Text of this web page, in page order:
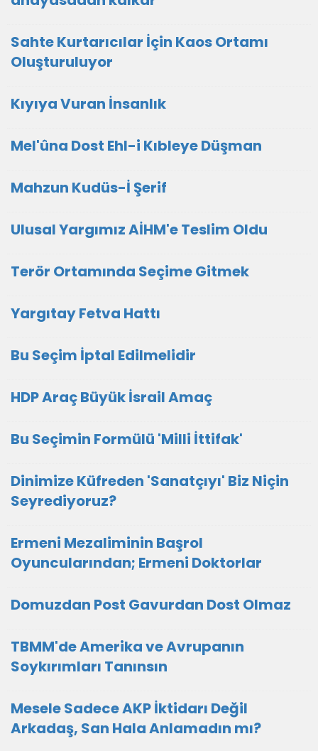
Sahte Kurtarıcılar İçin Kaos Ortamı
Oluşturuluyor
Kıyıya Vuran İnsanlık
Mel'ûna Dost Ehl-i Kıbleye Düşman
Mahzun Kudüs-İ Şerif
Ulusal Yargımız AİHM'e Teslim Oldu
Terör Ortamında Seçime Gitmek
Yargıtay Fetva Hattı
Bu Seçim İptal Edilmelidir
HDP Araç Büyük İsrail Amaç
Bu Seçimin Formülü 'Milli İttifak'
Dinimize Küfreden 'Sanatçıyı' Biz Niçin
Seyrediyoruz?
Ermeni Mezaliminin Başrol
Oyuncularından; Ermeni Doktorlar
Domuzdan Post Gavurdan Dost Olmaz
TBMM'de Amerika ve Avrupanın
Soykırımları Tanınsın
Mesele Sadece AKP İktidarı Değil
Arkadaş, San Hala Anlamadın mı?